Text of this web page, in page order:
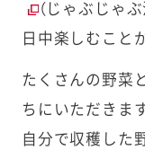
（じゃぶじゃ
日中楽しむこと
たくさんの野菜
ちにいただきます
自分で収穫した